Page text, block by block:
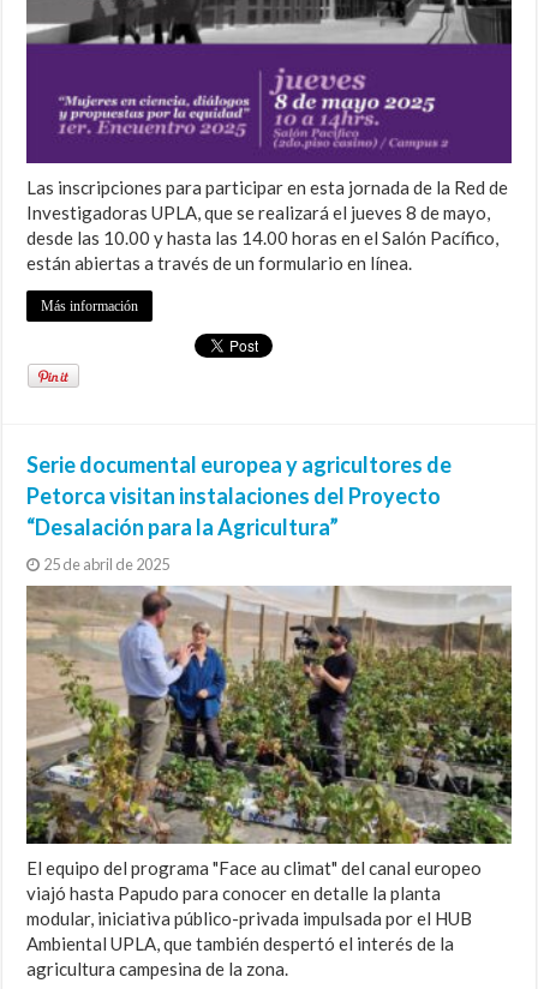
Las inscripciones para participar en esta jornada de la Red de
Investigadoras UPLA, que se realizará el jueves 8 de mayo,
desde las 10.00 y hasta las 14.00 horas en el Salón Pacífico,
están abiertas a través de un formulario en línea.
Más información
Serie documental europea y agricultores de
Petorca visitan instalaciones del Proyecto
“Desalación para la Agricultura”
25 de abril de 2025
El equipo del programa "Face au climat" del canal europeo
viajó hasta Papudo para conocer en detalle la planta
modular, iniciativa público-privada impulsada por el HUB
Ambiental UPLA, que también despertó el interés de la
agricultura campesina de la zona.